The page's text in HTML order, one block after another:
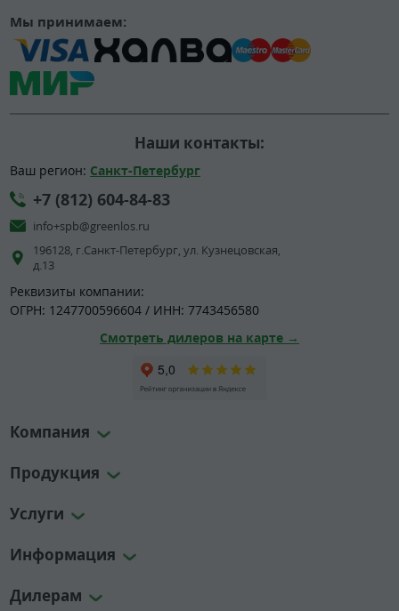
Мы принимаем:
Наши контакты:
Ваш регион: Санкт-Петербург
+7 (812) 604-84-83
info+spb@greenlos.ru
196128, г.Санкт-Петербург, ул. Кузнецовская,
д.13
Реквизиты компании:
ОГРН: 1247700596604 / ИНН: 7743456580
Смотреть дилеров на карте →
Компания
Продукция
Услуги
Информация
Дилерам